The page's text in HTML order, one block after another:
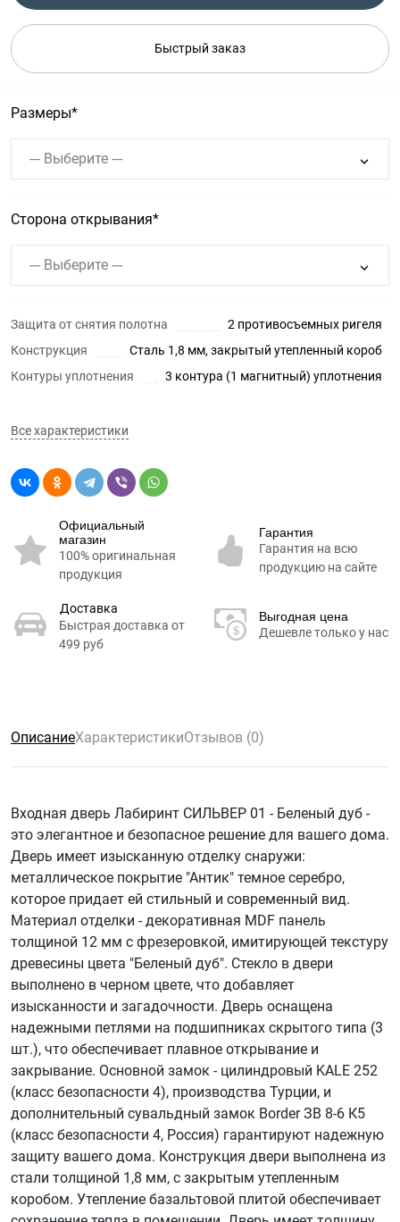
Быстрый заказ
Размеры
--- Выберите ---
Сторона открывания
--- Выберите ---
Защита от снятия полотна
2 противосъемных ригеля
Конструкция
Сталь 1,8 мм, закрытый утепленный короб
Контуры уплотнения
3 контура (1 магнитный) уплотнения
Все характеристики
Официальный
магазин
100% оригинальная
продукция
Гарантия
Гарантия на всю
продукцию на сайте
Доставка
Быстрая доставка от
499 руб
Выгодная цена
Дешевле только у нас
ОписаниеХарактеристикиОтзывов (0)
Входная дверь Лабиринт СИЛЬВЕР 01 - Беленый дуб -
это элегантное и безопасное решение для вашего дома.
Дверь имеет изысканную отделку снаружи:
металлическое покрытие "Антик" темное серебро,
которое придает ей стильный и современный вид.
Материал отделки - декоративная MDF панель
толщиной 12 мм с фрезеровкой, имитирующей текстуру
древесины цвета "Беленый дуб". Стекло в двери
выполнено в черном цвете, что добавляет
изысканности и загадочности. Дверь оснащена
надежными петлями на подшипниках скрытого типа (3
шт.), что обеспечивает плавное открывание и
закрывание. Основной замок - цилиндровый KALE 252
(класс безопасности 4), производства Турции, и
дополнительный сувальдный замок Border ЗВ 8-6 К5
(класс безопасности 4, Россия) гарантируют надежную
защиту вашего дома. Конструкция двери выполнена из
стали толщиной 1,8 мм, с закрытым утепленным
коробом. Утепление базальтовой плитой обеспечивает